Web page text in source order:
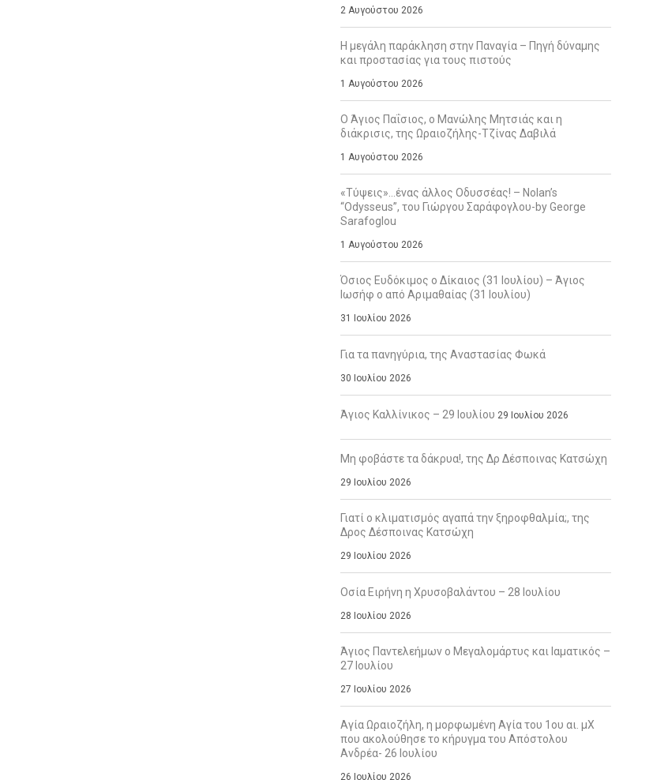
2 Αυγούστου 2026
Η μεγάλη παράκληση στην Παναγία – Πηγή δύναμης
και προστασίας για τους πιστούς
1 Αυγούστου 2026
Ο Άγιος Παΐσιος, ο Μανώλης Μητσιάς και η
διάκρισις, της Ωραιοζήλης-Τζίνας Δαβιλά
1 Αυγούστου 2026
«Τύψεις»…ένας άλλος Οδυσσέας! – Nolan’s
“Odysseus”, του Γιώργου Σαράφογλου-by George
Sarafoglou
1 Αυγούστου 2026
Όσιος Ευδόκιμος ο Δίκαιος (31 Ιουλίου) – Άγιος
Ιωσήφ ο από Αριμαθαίας (31 Ιουλίου)
31 Ιουλίου 2026
Για τα πανηγύρια, της Αναστασίας Φωκά
30 Ιουλίου 2026
Άγιος Καλλίνικος – 29 Ιουλίου 29 Ιουλίου 2026
Μη φοβάστε τα δάκρυα!, της Δρ Δέσποινας Κατσώχη
29 Ιουλίου 2026
Γιατί ο κλιματισμός αγαπά την ξηροφθαλμία;, της
Δρος Δέσποινας Κατσώχη
29 Ιουλίου 2026
Οσία Ειρήνη η Χρυσοβαλάντου – 28 Ιουλίου
28 Ιουλίου 2026
Άγιος Παντελεήμων ο Μεγαλομάρτυς και Ιαματικός –
27 Ιουλίου
27 Ιουλίου 2026
Αγία Ωραιοζήλη, η μορφωμένη Αγία του 1ου αι. μΧ
που ακολούθησε το κήρυγμα του Απόστολου
Ανδρέα- 26 Ιουλίου
26 Ιουλίου 2026